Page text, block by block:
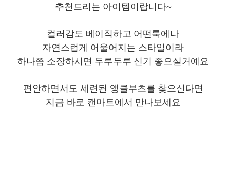
추천드리는 아이템이랍니다~
컬러감도 베이직하고 어떤룩에나
자연스럽게 어울어지는 스타일이라
하나쯤 소장하시면 두루두루 신기 좋으실거예요
편안하면서도 세련된 앵클부츠를 찾으신다면
지금 바로 캔마트에서 만나보세요